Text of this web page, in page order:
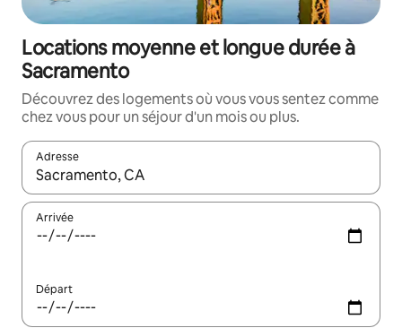
Locations moyenne et longue durée à
Sacramento
Découvrez des logements où vous vous sentez comme
chez vous pour un séjour d'un mois ou plus.
Adresse
Lorsque les résultats s'affichent, utilisez les flèches vers le
Arrivée
Départ